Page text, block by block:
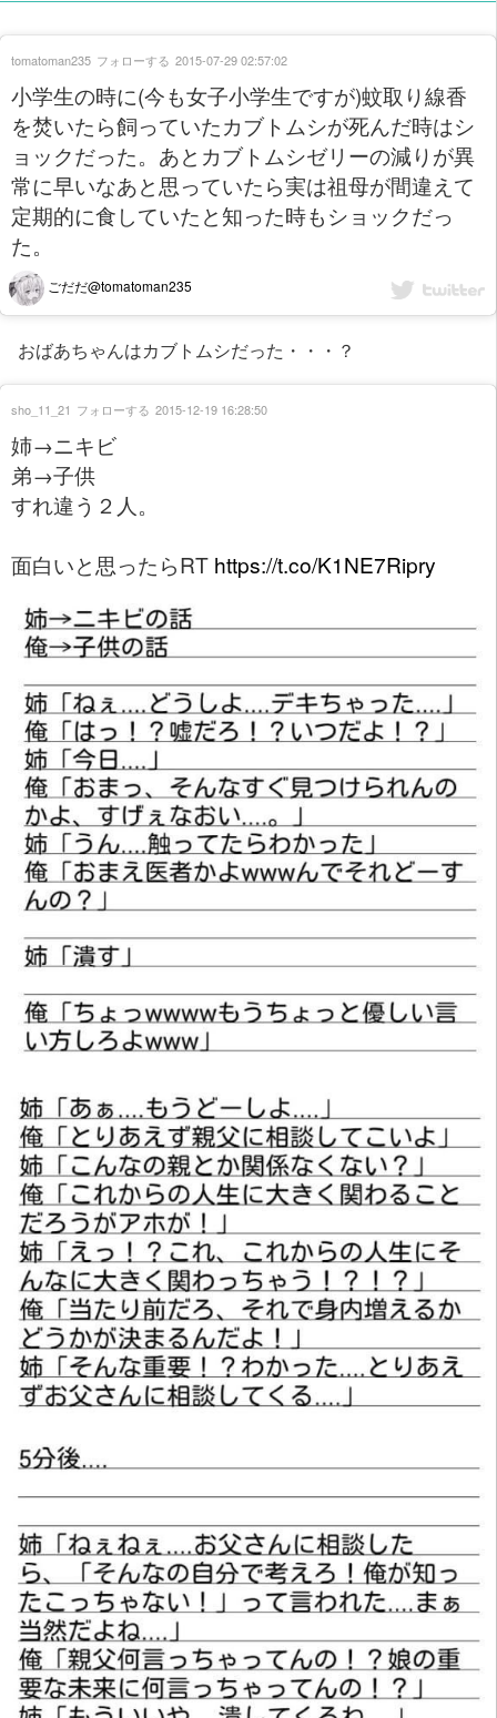
小学生の時に(今も女子小学生ですが)蚊取り線香
を焚いたら飼っていたカブトムシが死んだ時はシ
ョックだった。あとカブトムシゼリーの減りが異
常に早いなあと思っていたら実は祖母が間違えて
定期的に食していたと知った時もショックだっ
た。
ごだだ@tomatoman235
tomatoman235 フォローする 2015-07-29 02:57:02
おばあちゃんはカブトムシだった・・・？
姉→ニキビ
弟→子供
すれ違う２人。
面白いと思ったらRT https://t.co/K1NE7Ripry
sho_11_21 フォローする 2015-12-19 16:28:50